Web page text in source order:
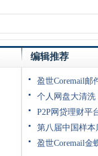
编辑推荐
盈世Coremail邮
个人网盘大清洗
P2P网贷理财平
第八届中国样
盈世Coremail金